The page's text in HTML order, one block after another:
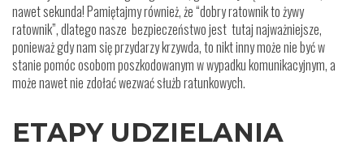
nawet sekunda! Pamiętajmy również, że “dobry ratownik to żywy
ratownik”, dlatego nasze bezpieczeństwo jest tutaj najważniejsze,
ponieważ gdy nam się przydarzy krzywda, to nikt inny może nie być w
stanie pomóc osobom poszkodowanym w wypadku komunikacyjnym, a
może nawet nie zdołać wezwać służb ratunkowych.
ETAPY UDZIELANIA